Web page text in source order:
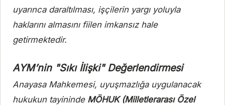
uyarınca daraltılması, işçilerin yargı yoluyla
haklarını almasını fiilen imkansız hale
getirmektedir.
AYM’nin "Sıkı İlişki" Değerlendirmesi
Anayasa Mahkemesi, uyuşmazlığa uygulanacak
hukukun tayininde MÖHUK (Milletlerarası Özel